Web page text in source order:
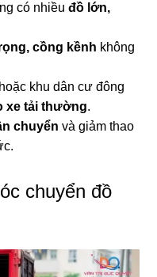
có nhiềuđồ lớn,
cồng kềnh không
khu dân cư đông
xe tải thường.
chuyển và giảm thao
chuyển đồ